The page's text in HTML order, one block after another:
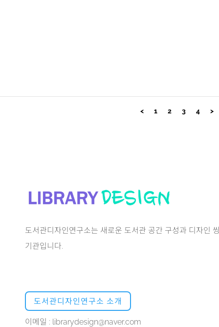
< 1 2 3 4 >
도서관디자인연구소는 새로운 도서관 공간 구성과 디자인
기관입니다.
도서관디자인연구소 소개
이메일 : librarydesign@naver.com